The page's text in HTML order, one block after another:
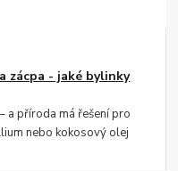
zácpa - jaké bylinky
a příroda má řešení pro
nebo kokosový olej